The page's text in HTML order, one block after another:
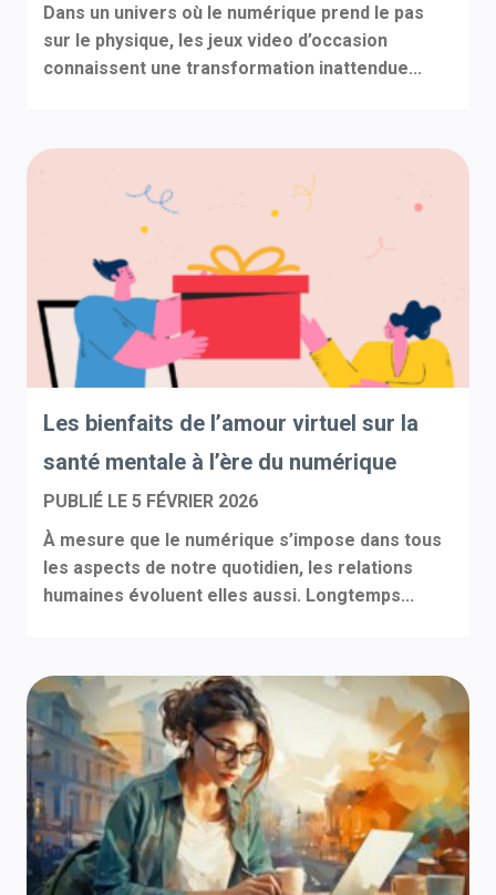
Dans un univers où le numérique prend le pas
sur le physique, les jeux video d’occasion
connaissent une transformation inattendue...
Les bienfaits de l’amour virtuel sur la
santé mentale à l’ère du numérique
PUBLIÉ LE 5 FÉVRIER 2026
À mesure que le numérique s’impose dans tous
les aspects de notre quotidien, les relations
humaines évoluent elles aussi. Longtemps...